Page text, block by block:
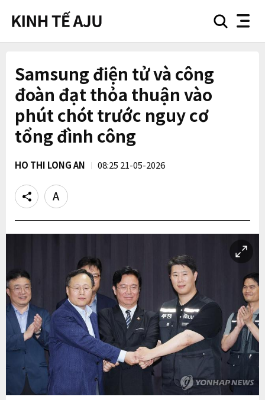
searchnav
Samsung điện tử và công
đoàn đạt thỏa thuận vào
phút chót trước nguy cơ
tổng đình công
HO THI LONG AN 08:25 21-05-2026
Share
Text
size